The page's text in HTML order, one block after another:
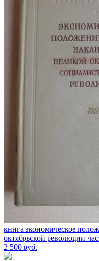
книга экономическое
октябрьской революции
2 500 руб.